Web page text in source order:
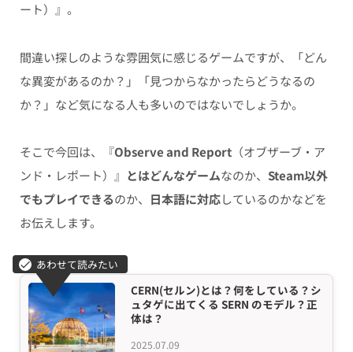
ート）』。
間違い探しのような雰囲気に感じるゲームですが、「どん
な異変があるのか？」「見つからなかったらどうなるの
か？」など気になる人も多いのではないでしょうか。
そこで今回は、『Observe and Report（オブザーブ・ア
ンド・レポート）』 とはどんなゲームなのか、 Steam以外
でもプレイできるのか、 日本語に対応しているのかなどを
お伝えします。
2025.07.09
CERN(セルン)とは？何をしている？シ
ュタゲに出てくる SERN のモデル？正
体は？